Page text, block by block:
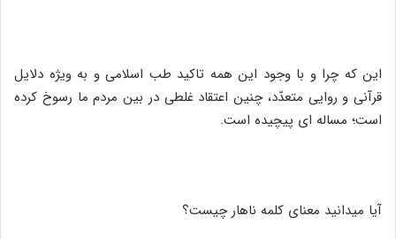
این که چرا و با وجود این همه تاکید طب اسلامی و به ویژه دلایل
قرآنی و روایی متعدّد، چنین اعتقاد غلطی در بین مردم ما رسوخ کرده
است؛ مساله ای پیچیده است.
آیا میدانید معنای کلمه ناهار چیست؟